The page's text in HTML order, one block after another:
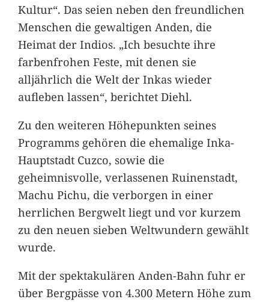
Kultur“. Das seien neben den freundlichen
Menschen die gewaltigen Anden, die
Heimat der Indios. „Ich besuchte ihre
farbenfrohen Feste, mit denen sie
alljährlich die Welt der Inkas wieder
aufleben lassen“, berichtet Diehl.
Zu den weiteren Höhepunkten seines
Programms gehören die ehemalige Inka-
Hauptstadt Cuzco, sowie die
geheimnisvolle, verlassenen Ruinenstadt,
Machu Pichu, die verborgen in einer
herrlichen Bergwelt liegt und vor kurzem
zu den neuen sieben Weltwundern gewählt
wurde.
Mit der spektakulären Anden-Bahn fuhr er
über Bergpässe von 4.300 Metern Höhe zum